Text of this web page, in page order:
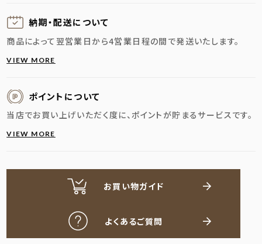
納期・配送に ついて
商品によって翌営業日から4営業日程の間で発送いたします。
VIEW MORE
ポイントについて
当店でお買い上げいただく度に、ポイントが貯まるサービスです。
VIEW MORE
お買い物ガイド
よくあるご質問